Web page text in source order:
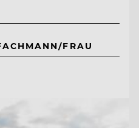
FRAU